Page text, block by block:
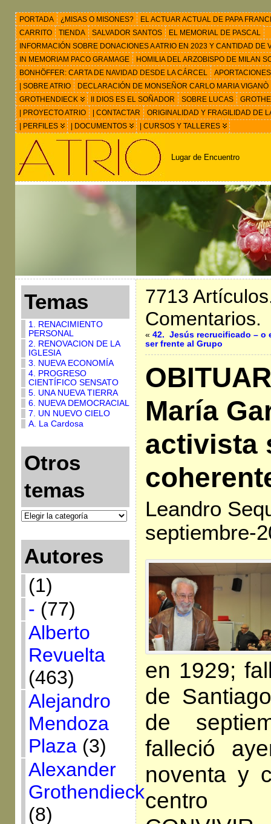
PORTADA ¿MISAS O MISONES?
EL ACTUAR ACTUAL DE PAPA
CARRITO
TIENDA SALVADOR SANTOS
EL MEMORIAL DE PASCAL
INFORMACIÓN SOBRE DONACIONES A ATRIO EN 2023 Y CANTIDAD
IN MEMORIAM PACO GRAMAGE
HOMILIA DEL ARZOBISPO DE MILAN
BONHÖFFER: CARTA DE NAVIDAD DESDE LA CÁRCEL
| SOBRE ATRIO
DECLARACIÓN DE MONSEÑOR CARLO MARIA VIGANÒ
GROTHENDIECK
II DIOS ES EL SOÑADOR SOBRE LUCAS
| PROYECTO ATRIO
| CONTACTAR
ORIGINALIDAD Y FRAGILIDAD DE
| PERFILES
| DOCUMENTOS | CURSOS Y TALLERES
Lugar de Encuentro
Temas
1. RENACIMIENTO
PERSONAL
2. RENOVACION DE LA
IGLESIA
3. NUEVA ECONOMÍA
4. PROGRESO
CIENTÍFICO SENSATO
5. UNA NUEVA TIERRA
6. NUEVA DEMOCRACIAL
7. UN NUEVO CIELO
A. La Cardosa
Otros
temas
Autores
(1)
- (77)
Alberto
Revuelta
(463)
Alejandro
Mendoza
Plaza(3)
Alexander
Grothendieck
(8)
7713
Comentarios.
« 42. Jesús recrucificado – o
ser frente al Grupo
María
activista
Leandro
septiembre-
en 1929;
de
de
falleció
noventa y
centro